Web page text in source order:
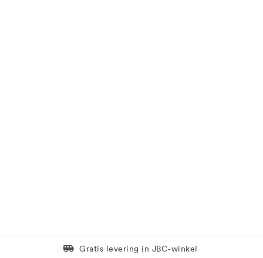
Levering in 1 pakket
Gratis levering in JBC-winkel